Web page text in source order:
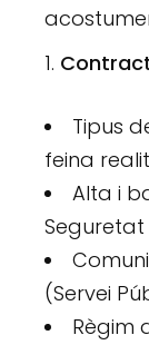
Tipus
feina
Alta i
Seguretat
(Servei
Règim